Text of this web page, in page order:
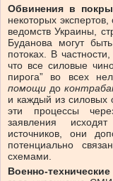
Обвинения в
некоторых
ведомств Украины,
Буданова могут
потоках. В
что все силовые
пирога” во всех
помощи до
и каждый из силовых
эти процессы
заявления
источников, они
потенциально
схемами.
Военно-